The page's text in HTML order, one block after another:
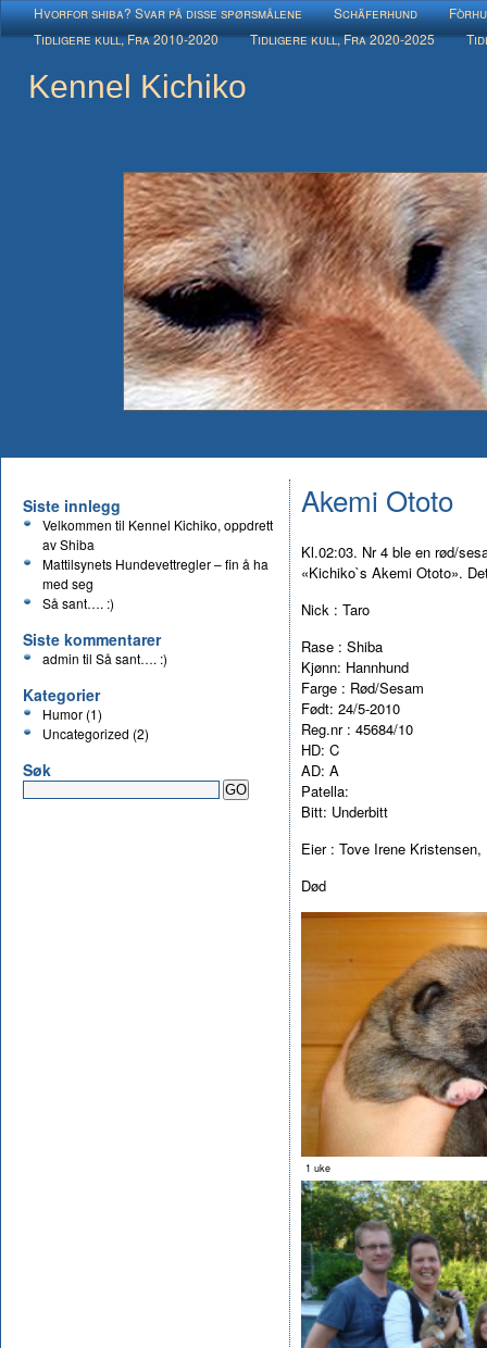
Hvorfor shiba? Svar på disse spørsmålene Schäferhund
Tidligere kull, Fra 2010-2020
Tidligere kull, Fra 2020-2025
Kennel Kichiko
Akemi Ototo
Kl.02:03. Nr 4 ble en rød/
«Kichiko`s Akemi Ototo».
Nick : Taro
Rase : Shiba
Kjønn: Hannhund
Farge : Rød/Sesam
Født: 24/5-2010
Reg.nr : 45684/10
HD: C
AD: A
Patella:
Bitt: Underbitt
Eier : Tove Irene Kristensen,
Død
1 uke
Siste innlegg
Velkommen til Kennel Kichiko, oppdrett
av Shiba
Mattilsynets Hundevettregler – fin å ha
med seg
Så sant…. :)
Siste kommentarer
admin til Så sant…. :)
Kategorier
Humor (1)
Uncategorized (2)
Søk